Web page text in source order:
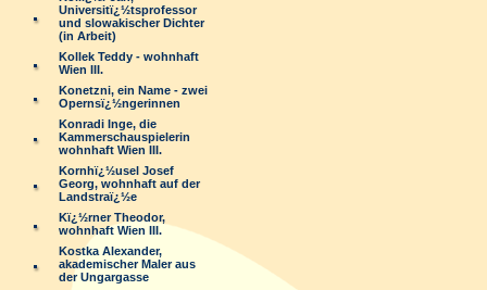
Universitï¿½tsprofessor
und slowakischer Dichter
(in Arbeit)
Kollek Teddy - wohnhaft
Wien III.
Konetzni, ein Name - zwei
Opernsï¿½ngerinnen
Konradi Inge, die
Kammerschauspielerin
wohnhaft Wien III.
Kornhï¿½usel Josef
Georg, wohnhaft auf der
Landstraï¿½e
Kï¿½rner Theodor,
wohnhaft Wien III.
Kostka Alexander,
akademischer Maler aus
der Ungargasse